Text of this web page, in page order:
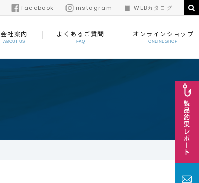
facebook instagram WEBカタログ
会社案内
ABOUT US
よくあるご質問
FAQ
オンラインショップ
ONLINESHOP